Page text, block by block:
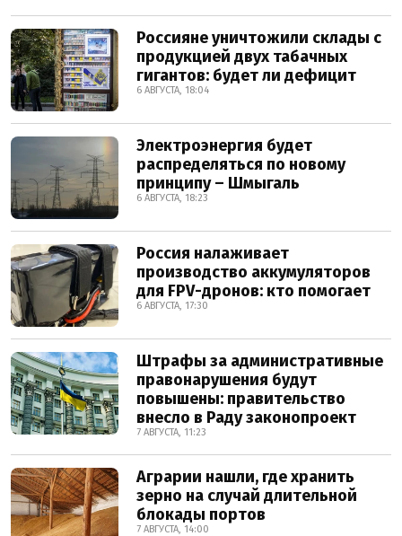
Россияне уничтожили склады с
продукцией двух табачных
гигантов: будет ли дефицит
6 АВГУСТА, 18:04
Электроэнергия будет
распределяться по новому
принципу – Шмыгаль
6 АВГУСТА, 18:23
Россия налаживает
производство аккумуляторов
для FPV-дронов: кто помогает
6 АВГУСТА, 17:30
Штрафы за административные
правонарушения будут
повышены: правительство
внесло в Раду законопроект
7 АВГУСТА, 11:23
Аграрии нашли, где хранить
зерно на случай длительной
блокады портов
7 АВГУСТА, 14:00